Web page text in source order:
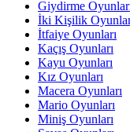
Giydirme
İki Kişilik
İtfaiye Oyunları
Kaçış Oyunları
Kayu Oyunları
Kız Oyunları
Macera Oyunları
Mario Oyunları
Miniş Oyunları